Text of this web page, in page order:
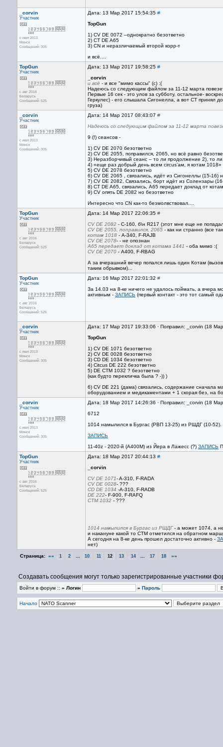
_corvin
Участник
с июл 2013
Минск
Сообщений: 305
Дата: 13 Мар 2017 15:54:35 #
TopGun
1) CV DE 0072 –однократно безответно
2) CT DE A65
3) CN и неразличаемый второй корр-т
и всё....
TopGun
Участник
с авг 2016
Беларусь
Сообщений: 525
Дата: 13 Мар 2017 19:58:25 #
_corvin
и всё - и все "мимо кассы" (с) :(
Надеюсь со следующим файлом за 11-12 марта
Первые 16 сек - это улов за субботу, остальное-
Геркулес) - его слышала Сигонелла, а вот СТ принял
груза)
_corvin
Участник
с июл 2013
Минск
Сообщений: 305
Дата: 14 Мар 2017 08:43:07 #
Надеюсь со следующим файлом за 11-12 марта
9 (!) сеансов -
1) CV DE 2070 безответно
2) CV DE 2055, поправился, 2065, но всё равно
3) Неразборчивый сеанс – то ли продолжение 2), то
4) «еще раз добрый день всем circus’ам, я котам
5) CV DE 2078 безответно
6) CV DE 2065 , связались, идёт из Сигонеллы (15-16)
7) CV DE 2082, Связались, борт идёт из Солензары
8) CT DE A65, связались, A65 передает доклад от
9) CV опять DE 2082 но безответно
Интересно что CN как-то безмолвствовал....
TopGun
Участник
с авг 2016
Беларусь
Сообщений: 525
Дата: 14 Мар 2017 22:06:35 #
CV DE 2082 - C-160, б\н R217 (этот мне еще не
CV DE 2055, поправился, 2065 - как ни странно (все
котам 1018 - А-340, F-RAJB
CV DE 2078- - не опознан
A65 передает доклад от котама 1441 - оба мимо :(
CV DE 2070 - А400, F-RBAG
А за вчерашний вечер попался лишь один Котам (вызов
таким обрывком)...
TopGun
Участник
с авг 2016
Беларусь
Сообщений: 525
Дата: 16 Мар 2017 22:01:32 #
За 14.03 на 8-ке ничего не удалось поймать, а вчера
активным - ЗАПИСЬ (первый контакт - это тот самый
_corvin
Участник
с июл 2013
Минск
Сообщений: 305
Дата: 17 Мар 2017 19:33:06 · Поправил: _corvin (18
TopGun
1) CV DE 1071 безответно
2) CV DE 0028 безответно
3) CD DE 1034 безответно
4) Сitcus DE 222 безответно
5) DE CTM 1032 ? безответно
(как будто перекличка была ? -)) )
6) CV DE 221 (дама) связались, содержание сначала
оборудованием и медикаментами + 1 скорая без, на
_corvin
Участник
с июл 2013
Минск
Сообщений: 305
Дата: 18 Мар 2017 14:26:36 · Поправил: _corvin (18
6712
1014 намылился в Бургас (РВП 13-25) из РШДГ (10-52).
ЗАПИСЬ
11-40z - 2020-й (A400M) из Йера в Лажесс (?) ЗАПИСЬ
TopGun
Участник
с авг 2016
Беларусь
Сообщений: 525
Дата: 18 Мар 2017 20:44:13 #
_corvin
CV DE 1071- A-310, F-RADA
CV DE 0028- ???
CD DE 1034 -A-310, F-RADB
DE 222- F-900, F-RAFQ
CTM 1032 - ???
1014 намылился в Бургас из РШДГ- а может 1074, а
и накануне какой то СТМ отметился на обратном
А сегодня на 8-ке день прошел достаточно активно -
нет)
Страница: «« 1 2 10 11 12 13 14 17 18 »»
Создавать сообщения могут только зарегистрированные участники
Войти в форум :: » Логин » Пароль
Начало